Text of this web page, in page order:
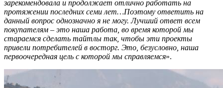
зарекомендовала и продолжает отлично работать на
протяжении последних семи лет…Поэтому ответить на
данный вопрос однозначно я не могу. Лучший ответ всем
покупателям – это наша работа, во время которой мы
стараемся сделать тайтлы так, чтобы эти проекты
привели потребителей в восторг. Это, безусловно, наша
первоочередная цель с которой мы справляемся».